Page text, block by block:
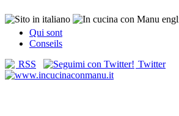
Qui sont
Conseils
RSS
Twitter